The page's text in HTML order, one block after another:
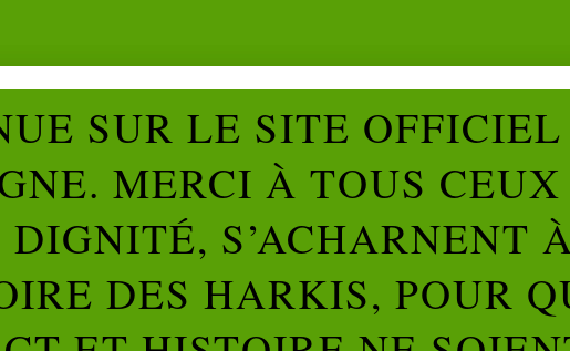
SUR LE SITE
MERCI À TOUS
DIGNITÉ, S’ACHARNENT
DES HARKIS, POUR